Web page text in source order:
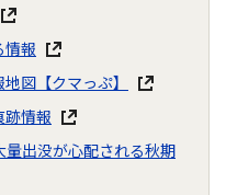
報
図【クマっぷ】
情報
出没が心配される秋期